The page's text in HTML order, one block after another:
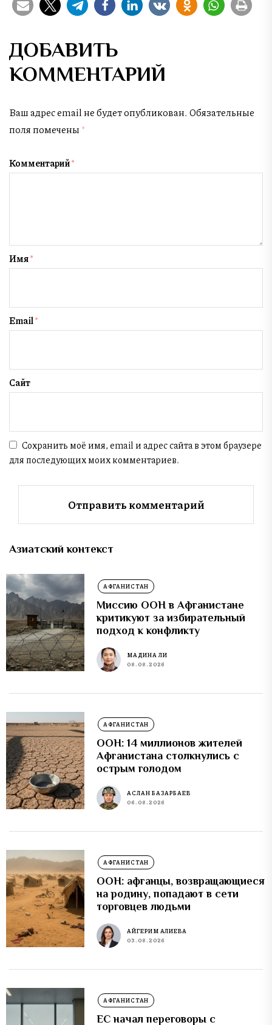
ДОБАВИТЬ
КОММЕНТАРИЙ
Ваш адрес email не будет опубликован. Обязательные
поля помечены *
Комментарий*
Имя*
Email*
Сайт
Сохранить моё имя, email и адрес сайта в этом браузере
для последующих моих комментариев.
Азиатский контекст
АФГАНИСТАН
Миссию ООН в Афганистане
критикуют за избирательный
подход к конфликту
МАДИНА ЛИ
08.08.2026
АФГАНИСТАН
ООН: 14 миллионов жителей
Афганистана столкнулись с
острым голодом
АСЛАН БАЗАРБАЕВ
06.08.2026
АФГАНИСТАН
ООН: афганцы, возвращающиеся
на родину, попадают в сети
торговцев людьми
АЙГЕРИМ АЛИЕВА
03.08.2026
АФГАНИСТАН
ЕС начал переговоры с